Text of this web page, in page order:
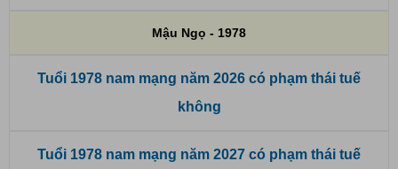
Mậu Ngọ - 1978
Tuổi 1978 nam mạng năm 2026 có phạm thái tuế
không
Tuổi 1978 nam mạng năm 2027 có phạm thái tuế